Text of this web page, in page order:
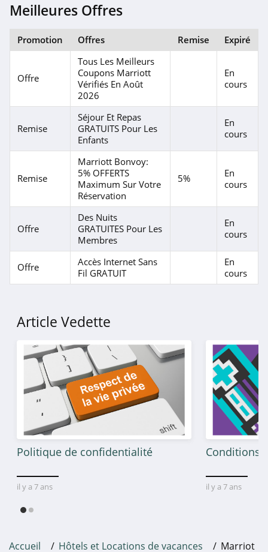
Meilleures Offres
Promotion Offres Remise Expiré
Offre
Tous Les Meilleurs
Coupons Marriott
Vérifiés En Août
2026
En
cours
Remise
Séjour Et Repas
GRATUITS Pour Les
Enfants
En
cours
Remise
Marriott Bonvoy:
5% OFFERTS
Maximum Sur Votre
Réservation
5%
En
cours
Offre
Des Nuits
GRATUITES Pour Les
Membres
En
cours
Offre
Accès Internet Sans
Fil GRATUIT
En
cours
Article Vedette
Politique de confidentialité
il y a 7 ans
Conditions
il y a 7 ans
Accueil Hôtels et Locations de vacances Marriott